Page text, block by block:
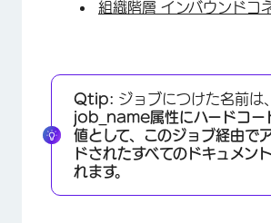
組織階層 インバウンドコ
Qtip: ジョブにつけた名前は、
job_name属性にハードコー
値として、このジョブ経由で
ドされたすべてのドキュメン
れます。